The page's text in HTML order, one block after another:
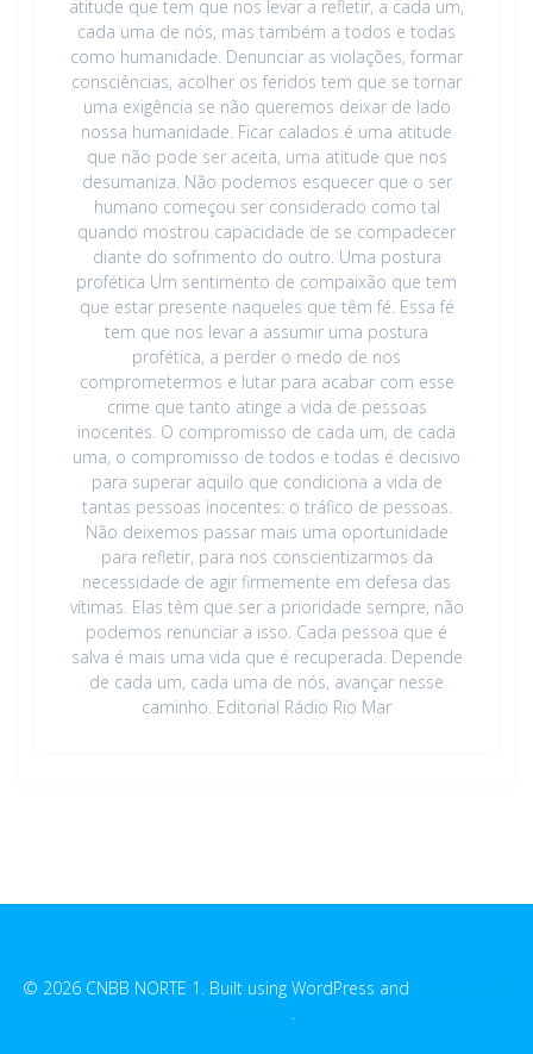
atitude que tem que nos levar a refletir, a cada um,
cada uma de nós, mas também a todos e todas
como humanidade. Denunciar as violações, formar
consciências, acolher os feridos tem que se tornar
uma exigência se não queremos deixar de lado
nossa humanidade. Ficar calados é uma atitude
que não pode ser aceita, uma atitude que nos
desumaniza. Não podemos esquecer que o ser
humano começou ser considerado como tal
quando mostrou capacidade de se compadecer
diante do sofrimento do outro. Uma postura
profética Um sentimento de compaixão que tem
que estar presente naqueles que têm fé. Essa fé
tem que nos levar a assumir uma postura
profética, a perder o medo de nos
comprometermos e lutar para acabar com esse
crime que tanto atinge a vida de pessoas
inocentes. O compromisso de cada um, de cada
uma, o compromisso de todos e todas é decisivo
para superar aquilo que condiciona a vida de
tantas pessoas inocentes: o tráfico de pessoas.
Não deixemos passar mais uma oportunidade
para refletir, para nos conscientizarmos da
necessidade de agir firmemente em defesa das
vítimas. Elas têm que ser a prioridade sempre, não
podemos renunciar a isso. Cada pessoa que é
salva é mais uma vida que é recuperada. Depende
de cada um, cada uma de nós, avançar nesse
caminho. Editorial Rádio Rio Mar
© 2026 CNBB NORTE 1. Built using WordPress and
.